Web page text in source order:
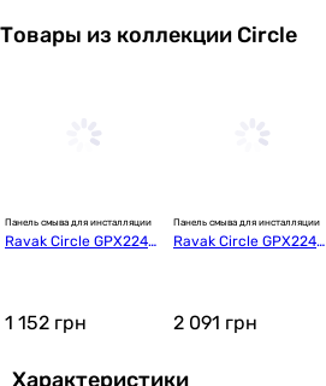
2 975грн
Товары из коллекции Circle
Панель смыва для инсталляции
Ravak Circle GPX22401
1 152 грн
Панель смыва для инсталляции
Ravak Circle GPX22401
2 091 грн
Характеристики